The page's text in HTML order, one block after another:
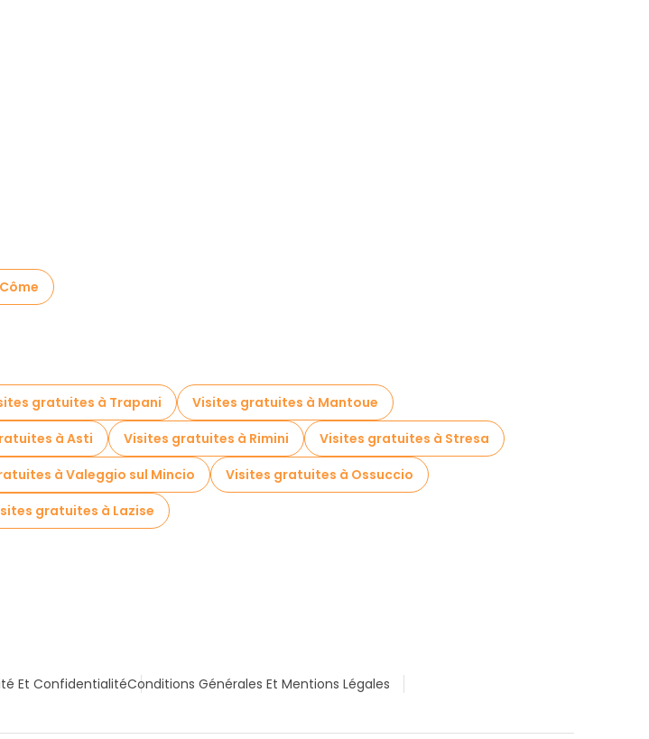
gratuites à Trapani
Visites gratuites à Mantoue
à Asti Visites gratuites à Rimini
Visites gratuites à Stresa
à Valeggio sul Mincio
Visites gratuites à Ossuccio
gratuites à Lazise
Et ConfidentialitéConditions Générales Et Mentions Légales